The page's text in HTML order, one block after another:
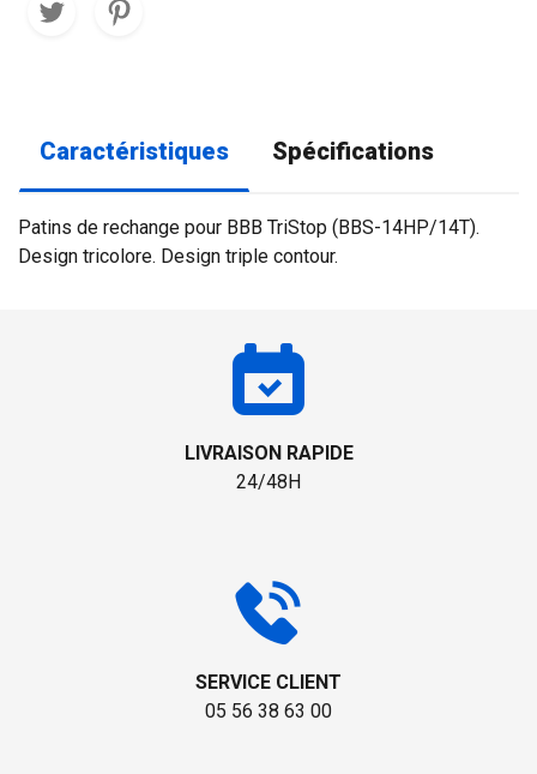
Caractéristiques Spécifications
Patins de rechange pour BBB TriStop (BBS-14HP/14T).
Design tricolore. Design triple contour.
LIVRAISON RAPIDE
24/48H
SERVICE CLIENT
05 56 38 63 00